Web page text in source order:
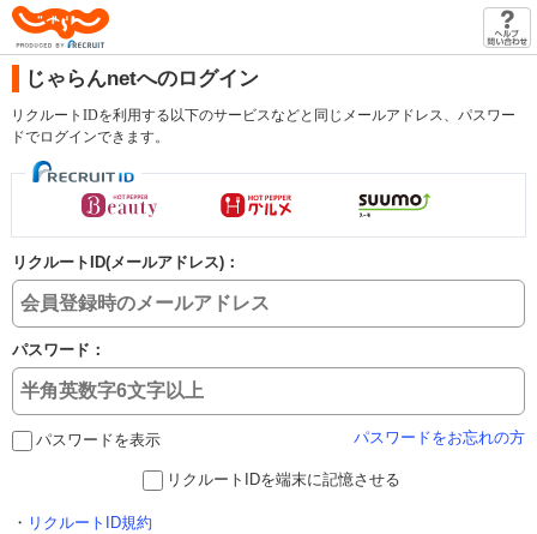
じゃらんnetへのログイン
リクルートIDを利用する以下のサービスなどと同じメールアドレス、パスワー
ドでログインできます。
リクルートID(メールアドレス)：
パスワード：
パスワードを表示 パスワードをお忘れの方
リクルートIDを端末に記憶させる
・ リクルートID規約